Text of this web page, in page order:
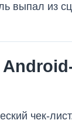
выпал из
чек-